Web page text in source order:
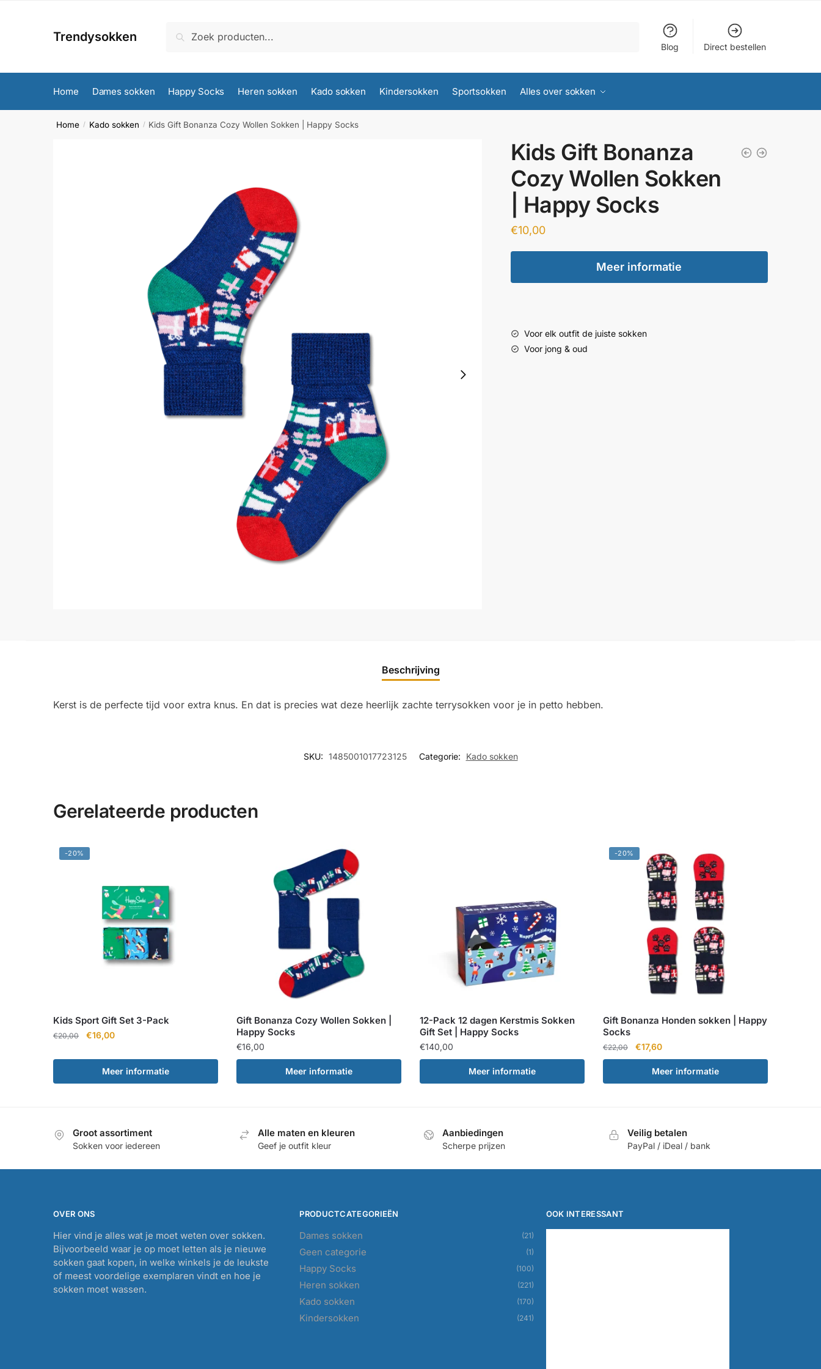
Trendysokken
naar:
Zoeken
Blog Direct bestellen
Home Dames sokken Happy Socks Heren sokken Kado sokken Kindersokken Sportsokken Alles over sokken
Home / Kado sokken / Kids Gift Bonanza Cozy Wollen Sokken | Happy Socks
Kids Gift Bonanza
Cozy Wollen Sokken
| Happy Socks
€10,00
Meer informatie
Voor elk outfit de juiste sokken
Voor jong & oud
Beschrijving
Kerst is de perfecte tijd voor extra knus. En dat is precies wat deze heerlijk zachte terrysokken voor je in petto hebben.
SKU: 1485001017723125 Categorie: Kado sokken
Gerelateerde producten
-20%
Kids Sport Gift Set 3-Pack
€20,00
Oorspronkelijke
was:
€20,00.
€16,00Huidige
is:
€16,00.
Meer informatie
Gift Bonanza Cozy Wollen Sokken |
Happy Socks
€16,00
Meer informatie
12-Pack 12 dagen Kerstmis Sokken
Gift Set | Happy Socks
€140,00
Meer informatie
-20%
Gift Bonanza Honden sokken | Happy
Socks
€22,00
Oorspronkelijke
prijs
was:
€22,00.
€17,60Huidige
prijs
is:
€17,60.
Meer informatie
Groot assortiment
Sokken voor iedereen
Alle maten en kleuren
Geef je outfit kleur
Aanbiedingen
Scherpe prijzen
Veilig betalen
PayPal / iDeal / bank
OVER ONS
Hier vind je alles wat je moet weten over sokken.
Bijvoorbeeld waar je op moet letten als je nieuwe
sokken gaat kopen, in welke winkels je de leukste
of meest voordelige exemplaren vindt en hoe je
sokken moet wassen.
PRODUCTCATEGORIEËN
Dames sokken (21)
Geen categorie (1)
Happy Socks (100)
Heren sokken (221)
Kado sokken (170)
Kindersokken (241)
OOK INTERESSANT